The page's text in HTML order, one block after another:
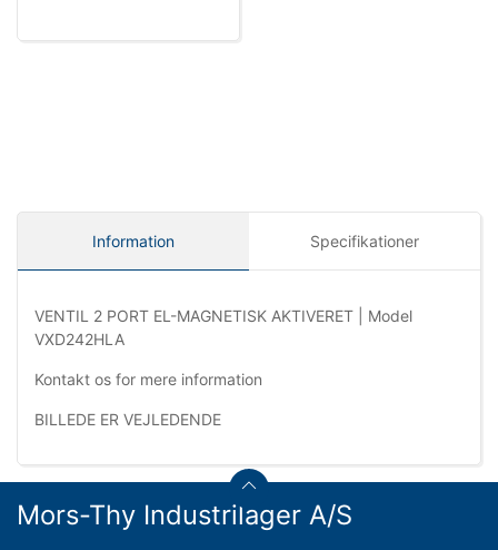
Information Specifikationer
VENTIL 2 PORT EL-MAGNETISK AKTIVERET | Model
VXD242HLA
Kontakt os for mere information
BILLEDE ER VEJLEDENDE
Mors-Thy Industrilager A/S